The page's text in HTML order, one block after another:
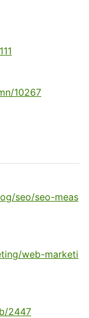
10267
seo/seo-meas
web-marketi
2447